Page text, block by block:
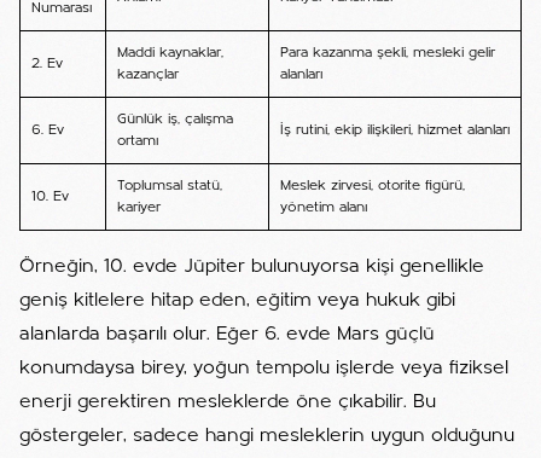
Numarası
2. Ev
Maddi kaynaklar,
kazançlar
Para kazanma şekli, mesleki gelir
alanları
6. Ev
Günlük iş, çalışma
ortamı
İş rutini, ekip ilişkileri, hizmet alanları
10. Ev
Toplumsal statü,
kariyer
Meslek zirvesi, otorite figürü,
yönetim alanı
Örneğin, 10. evde Jüpiter bulunuyorsa kişi genellikle
geniş kitlelere hitap eden, eğitim veya hukuk gibi
alanlarda başarılı olur. Eğer 6. evde Mars güçlü
konumdaysa birey, yoğun tempolu işlerde veya fiziksel
enerji gerektiren mesleklerde öne çıkabilir. Bu
göstergeler, sadece hangi mesleklerin uygun olduğunu